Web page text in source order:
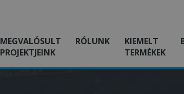
MEGVALÓSULT
PROJEKTJEINK
RÓLUNK
KIEMELT
TERMÉKEK